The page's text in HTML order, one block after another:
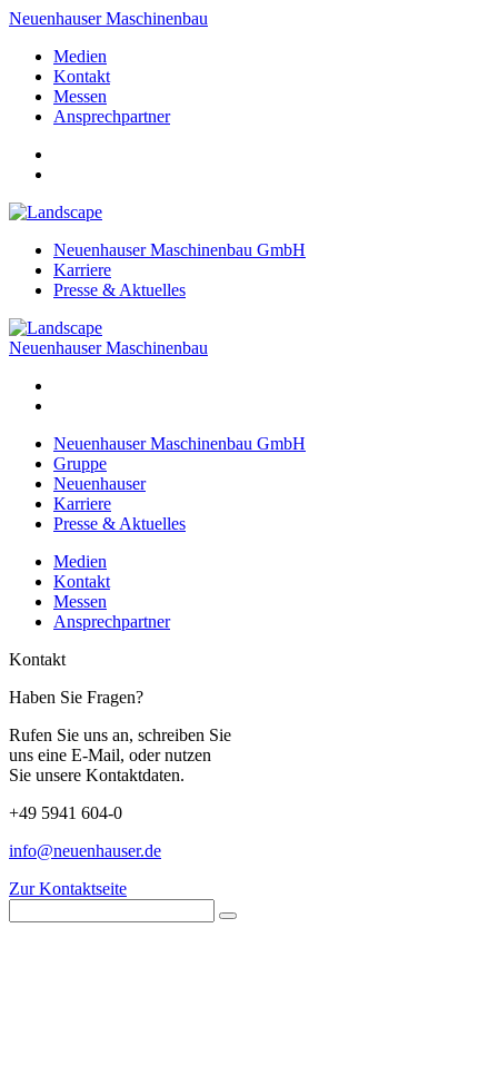
Neuenhauser Maschinenbau
Medien
Kontakt
Messen
Ansprechpartner
Neuenhauser Maschinenbau GmbH
Karriere
Presse & Aktuelles
Neuenhauser Maschinenbau
Neuenhauser Maschinenbau GmbH
Gruppe
Neuenhauser
Karriere
Presse & Aktuelles
Medien
Kontakt
Messen
Ansprechpartner
Kontakt
Haben Sie Fragen?
Rufen Sie uns an, schreiben Sie
uns eine E-Mail, oder nutzen
Sie unsere Kontaktdaten.
+49 5941 604-0
info@neuenhauser.de
Zur Kontaktseite